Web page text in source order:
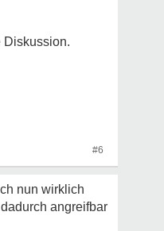
Diskussion.
#6
nun wirklich
angreifbar